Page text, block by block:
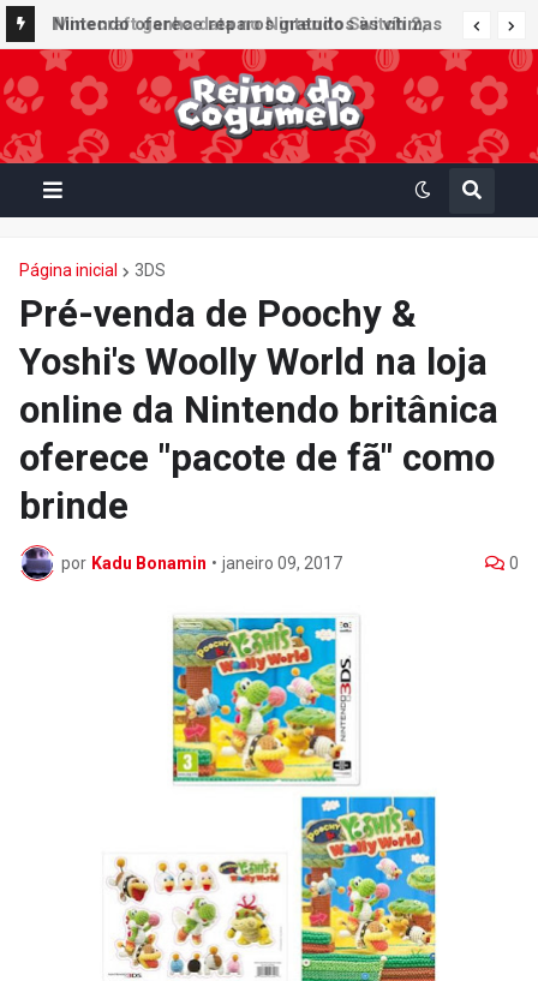
Nintendo oferece reparos gratuitos às vítimas
do terremoto de Kumamoto e doa 50 milhões
de ienes à Cruz Vermelha
Página inicial 3DS
Pré-venda de Poochy &
Yoshi's Woolly World na loja
online da Nintendo britânica
oferece "pacote de fã" como
brinde
por Kadu Bonamin • janeiro 09, 2017 0